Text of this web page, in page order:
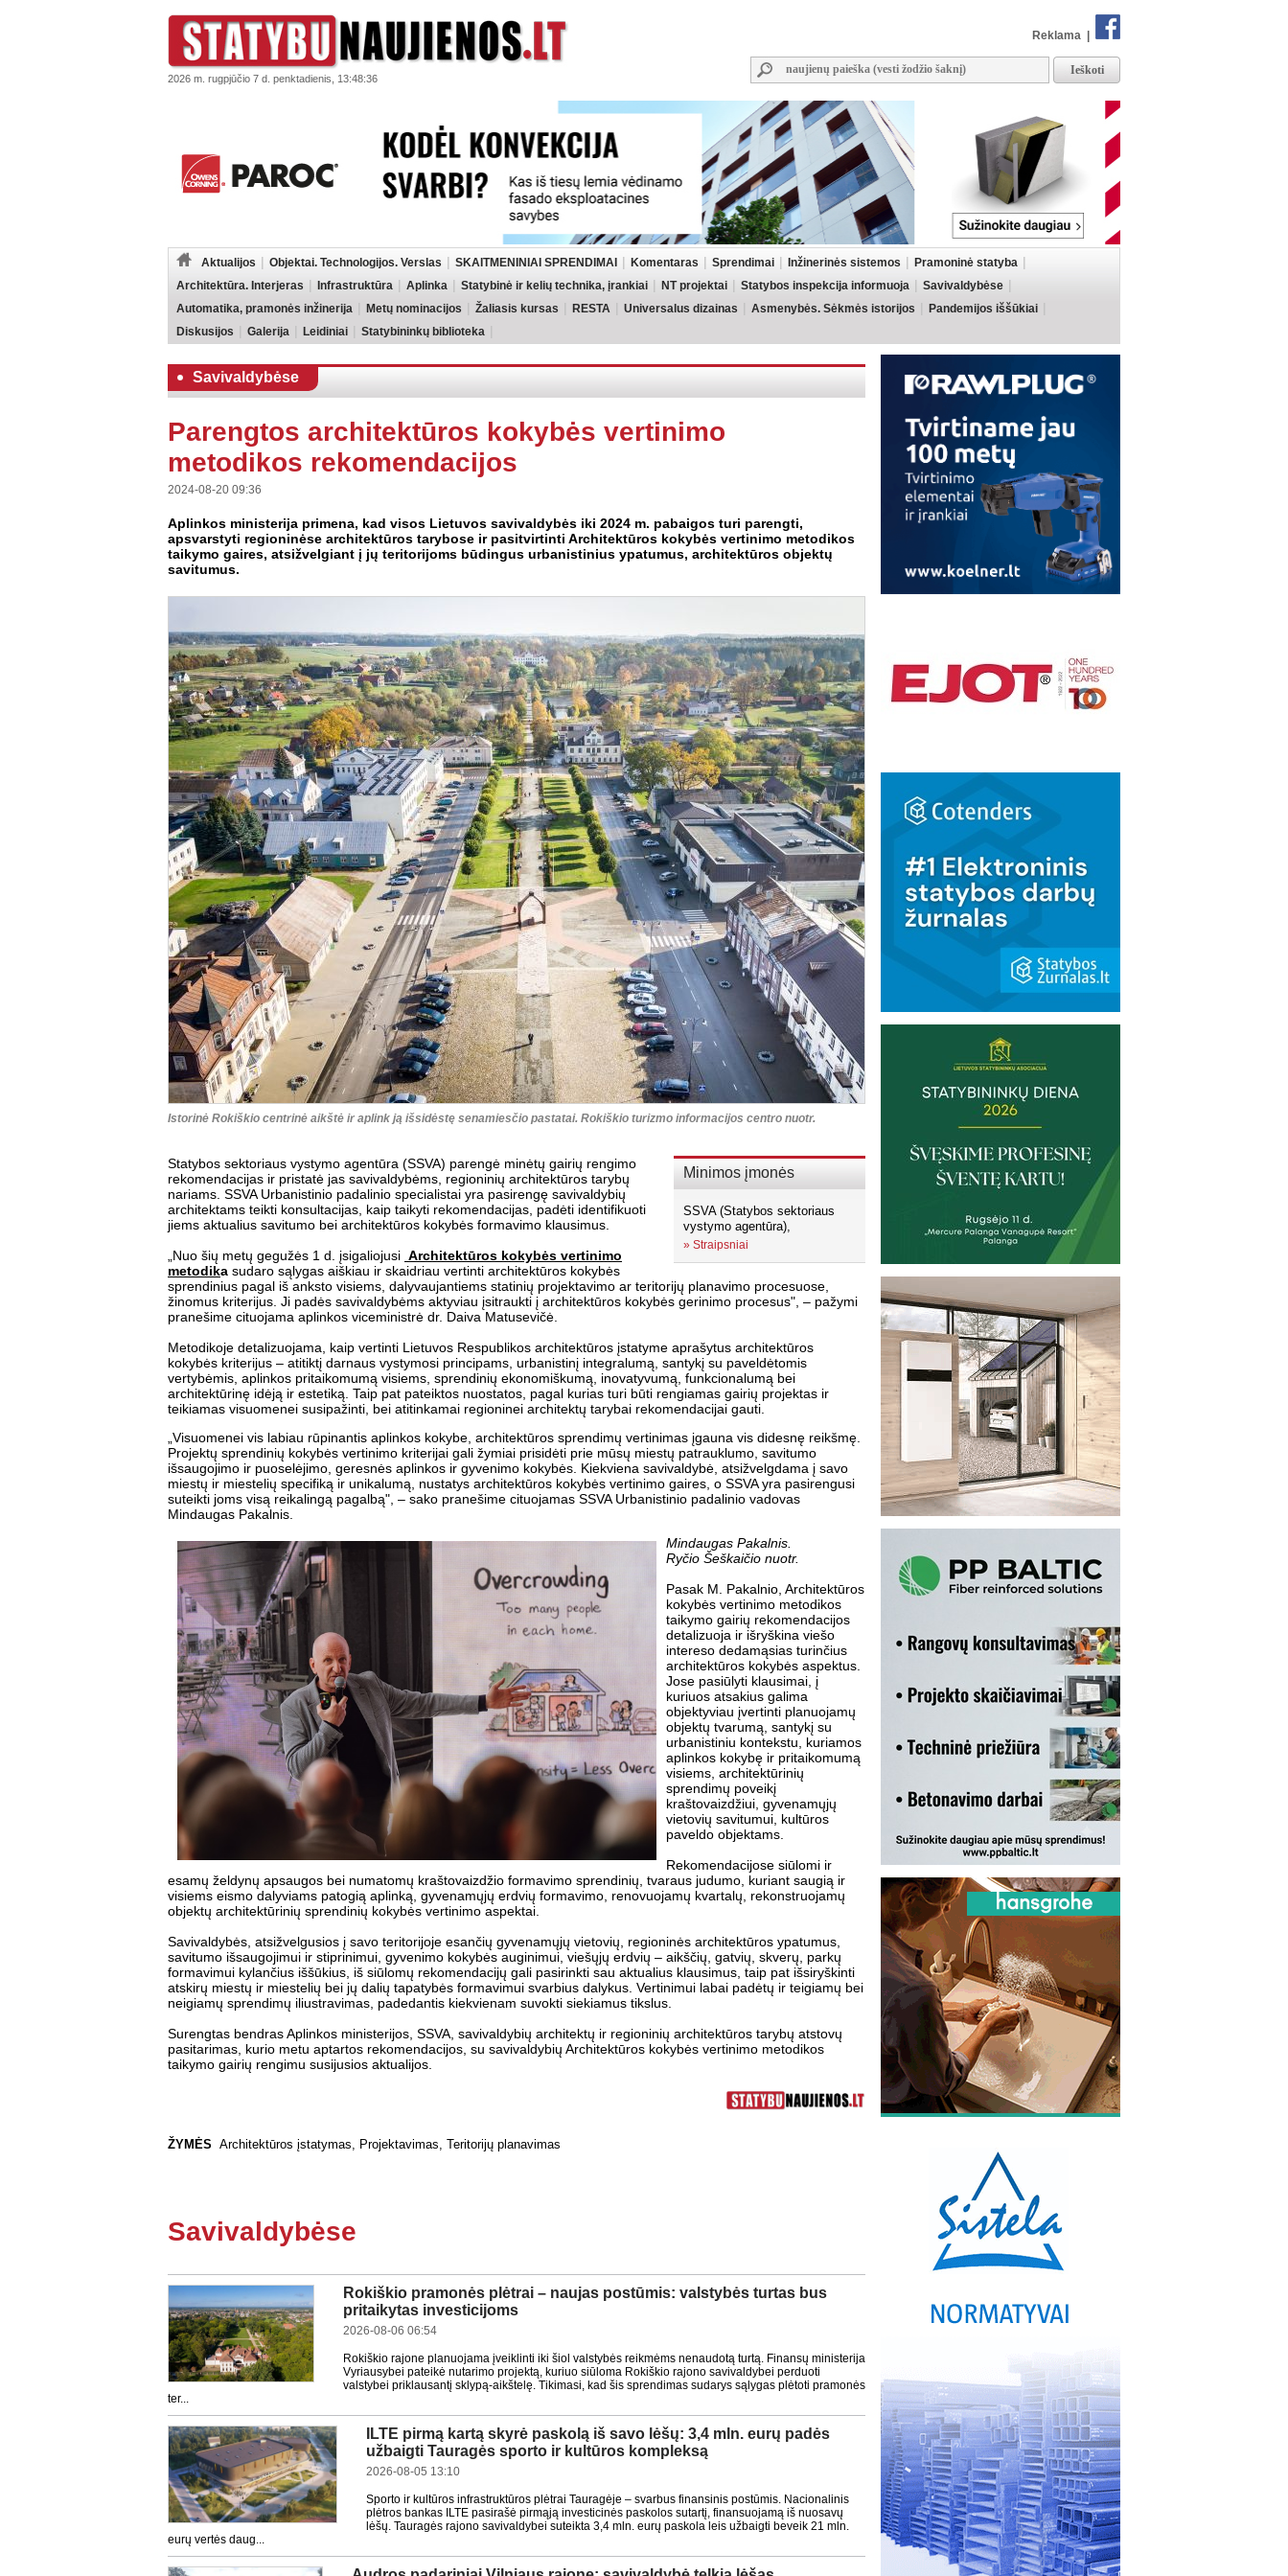
2026 m. rugpjūčio 7 d. penktadienis, 13:48:36
Reklama
Aktualijos Objektai. Technologijos. Verslas SKAITMENINIAI SPRENDIMAI Komentaras Sprendimai Inžinerinės sistemos
Pramoninė statyba
Architektūra. Interjeras
Infrastruktūra Aplinka Statybinė ir kelių technika, įrankiai NT projektai Statybos inspekcija informuoja
Savivaldybėse
Automatika, pramonės inžinerija
Metų nominacijos Žaliasis kursas RESTA Universalus dizainas Asmenybės. Sėkmės istorijos
Pandemijos iššūkiai
Diskusijos
Galerija Leidiniai Statybininkų biblioteka
Savivaldybėse
Parengtos architektūros kokybės vertinimo
metodikos rekomendacijos
2024-08-20 09:36
Aplinkos ministerija primena, kad visos Lietuvos savivaldybės iki 2024 m. pabaigos turi parengti,
apsvarstyti regioninėse architektūros tarybose ir pasitvirtinti Architektūros kokybės vertinimo metodikos
taikymo gaires, atsižvelgiant į jų teritorijoms būdingus urbanistinius ypatumus, architektūros objektų
savitumus.
Istorinė Rokiškio centrinė aikštė ir aplink ją išsidėstę senamiesčio pastatai. Rokiškio turizmo informacijos centro nuotr.
Minimos įmonės
SSVA (Statybos sektoriaus
vystymo agentūra),
» Straipsniai
Statybos sektoriaus vystymo agentūra (SSVA) parengė minėtų gairių rengimo
rekomendacijas ir pristatė jas savivaldybėms, regioninių architektūros tarybų
nariams. SSVA Urbanistinio padalinio specialistai yra pasirengę savivaldybių
architektams teikti konsultacijas, kaip taikyti rekomendacijas, padėti identifikuoti
jiems aktualius savitumo bei architektūros kokybės formavimo klausimus.
„Nuo šių metų gegužės 1 d. įsigaliojusi Architektūros kokybės vertinimo
metodika sudaro sąlygas aiškiau ir skaidriau vertinti architektūros kokybės
sprendinius pagal iš anksto visiems, dalyvaujantiems statinių projektavimo ar teritorijų planavimo procesuose,
žinomus kriterijus. Ji padės savivaldybėms aktyviau įsitraukti į architektūros kokybės gerinimo procesus", – pažymi
pranešime cituojama aplinkos viceministrė dr. Daiva Matusevičė.
Metodikoje detalizuojama, kaip vertinti Lietuvos Respublikos architektūros įstatyme aprašytus architektūros
kokybės kriterijus – atitiktį darnaus vystymosi principams, urbanistinį integralumą, santykį su paveldėtomis
vertybėmis, aplinkos pritaikomumą visiems, sprendinių ekonomiškumą, inovatyvumą, funkcionalumą bei
architektūrinę idėją ir estetiką. Taip pat pateiktos nuostatos, pagal kurias turi būti rengiamas gairių projektas ir
teikiamas visuomenei susipažinti, bei atitinkamai regioninei architektų tarybai rekomendacijai gauti.
„Visuomenei vis labiau rūpinantis aplinkos kokybe, architektūros sprendimų vertinimas įgauna vis didesnę reikšmę.
Projektų sprendinių kokybės vertinimo kriterijai gali žymiai prisidėti prie mūsų miestų patrauklumo, savitumo
išsaugojimo ir puoselėjimo, geresnės aplinkos ir gyvenimo kokybės. Kiekviena savivaldybė, atsižvelgdama į savo
miestų ir miestelių specifiką ir unikalumą, nustatys architektūros kokybės vertinimo gaires, o SSVA yra pasirengusi
suteikti joms visą reikalingą pagalbą", – sako pranešime cituojamas SSVA Urbanistinio padalinio vadovas
Mindaugas Pakalnis.
Mindaugas Pakalnis.
Ryčio Šeškaičio nuotr.
Pasak M. Pakalnio, Architektūros
kokybės vertinimo metodikos
taikymo gairių rekomendacijos
detalizuoja ir išryškina viešo
intereso dedamąsias turinčius
architektūros kokybės aspektus.
Jose pasiūlyti klausimai, į
kuriuos atsakius galima
objektyviau įvertinti planuojamų
objektų tvarumą, santykį su
urbanistiniu kontekstu, kuriamos
aplinkos kokybę ir pritaikomumą
visiems, architektūrinių
sprendimų poveikį
kraštovaizdžiui, gyvenamųjų
vietovių savitumui, kultūros
paveldo objektams.
Rekomendacijose siūlomi ir
esamų želdynų apsaugos bei numatomų kraštovaizdžio formavimo sprendinių, tvaraus judumo, kuriant saugią ir
visiems eismo dalyviams patogią aplinką, gyvenamųjų erdvių formavimo, renovuojamų kvartalų, rekonstruojamų
objektų architektūrinių sprendinių kokybės vertinimo aspektai.
Savivaldybės, atsižvelgusios į savo teritorijoje esančių gyvenamųjų vietovių, regioninės architektūros ypatumus,
savitumo išsaugojimui ir stiprinimui, gyvenimo kokybės auginimui, viešųjų erdvių – aikščių, gatvių, skverų, parkų
formavimui kylančius iššūkius, iš siūlomų rekomendacijų gali pasirinkti sau aktualius klausimus, taip pat išsiryškinti
atskirų miestų ir miestelių bei jų dalių tapatybės formavimui svarbius dalykus. Vertinimui labai padėtų ir teigiamų bei
neigiamų sprendimų iliustravimas, padedantis kiekvienam suvokti siekiamus tikslus.
Surengtas bendras Aplinkos ministerijos, SSVA, savivaldybių architektų ir regioninių architektūros tarybų atstovų
pasitarimas, kurio metu aptartos rekomendacijos, su savivaldybių Architektūros kokybės vertinimo metodikos
taikymo gairių rengimu susijusios aktualijos.
ŽYMĖS Architektūros įstatymas, Projektavimas, Teritorijų planavimas
Savivaldybėse
Rokiškio pramonės plėtrai – naujas postūmis: valstybės turtas bus
pritaikytas investicijoms
2026-08-06 06:54
Rokiškio rajone planuojama įveiklinti iki šiol valstybės reikmėms nenaudotą turtą. Finansų ministerija
Vyriausybei pateikė nutarimo projektą, kuriuo siūloma Rokiškio rajono savivaldybei perduoti
valstybei priklausantį sklypą-aikštelę. Tikimasi, kad šis sprendimas sudarys sąlygas plėtoti pramonės
ter...
ILTE pirmą kartą skyrė paskolą iš savo lėšų: 3,4 mln. eurų padės
užbaigti Tauragės sporto ir kultūros kompleksą
2026-08-05 13:10
Sporto ir kultūros infrastruktūros plėtrai Tauragėje – svarbus finansinis postūmis. Nacionalinis
plėtros bankas ILTE pasirašė pirmąją investicinės paskolos sutartį, finansuojamą iš nuosavų
lėšų. Tauragės rajono savivaldybei suteikta 3,4 mln. eurų paskola leis užbaigti beveik 21 mln.
eurų vertės daug...